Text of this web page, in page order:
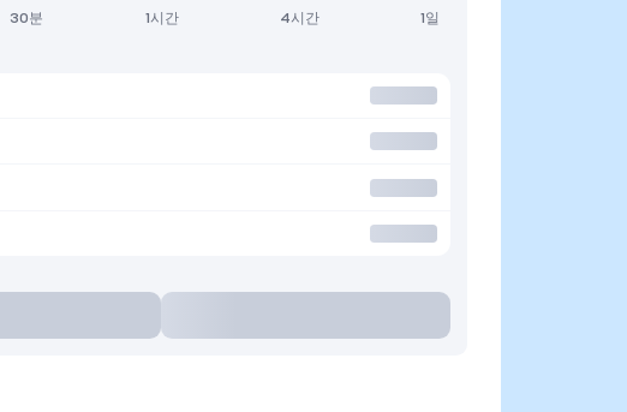
30분 1시간 4시간 1일